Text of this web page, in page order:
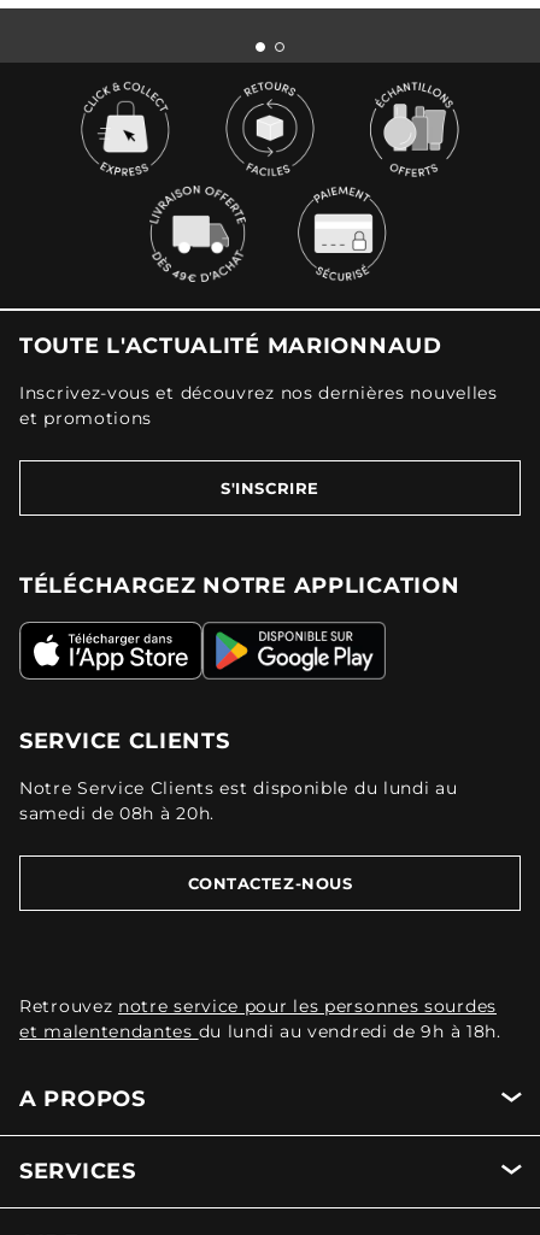
TOUTE L'ACTUALITÉ MARIONNAUD
Inscrivez-vous et découvrez nos dernières nouvelles
et promotions
S'INSCRIRE
TÉLÉCHARGEZ NOTRE APPLICATION
SERVICE CLIENTS
Notre Service Clients est disponible du lundi au
samedi de 08h à 20h.
CONTACTEZ-NOUS
Retrouvez notre service pour les personnes sourdes
et malentendantes du lundi au vendredi de 9h à 18h.
A PROPOS
SERVICES